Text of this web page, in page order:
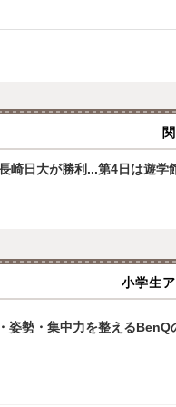
崎日大が勝利...第4日は遊学
小学生
勢・集中力を整えるBenQ